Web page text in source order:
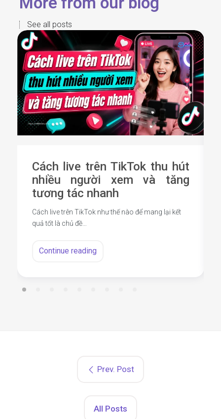
See all posts
Cách live trên TikTok thu hút
nhiều người xem và tăng
tương tác nhanh
Cách live trên TikTok như thế nào để mang lại kết
quả tốt là chủ đề…
Continue reading
Prev. Post
All Posts